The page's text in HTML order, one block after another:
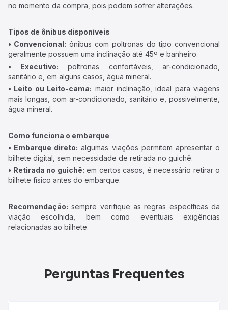
no momento da compra, pois podem sofrer alterações.
Tipos de ônibus disponíveis
• Convencional: ônibus com poltronas do tipo convencional
geralmente possuem uma inclinação até 45º e banheiro.
• Executivo: poltronas confortáveis, ar-condicionado,
sanitário e, em alguns casos, água mineral.
• Leito ou Leito-cama: maior inclinação, ideal para viagens
mais longas, com ar-condicionado, sanitário e, possivelmente,
água mineral.
Como funciona o embarque
• Embarque direto: algumas viações permitem apresentar o
bilhete digital, sem necessidade de retirada no guichê.
• Retirada no guichê: em certos casos, é necessário retirar o
bilhete físico antes do embarque.
Recomendação: sempre verifique as regras específicas da
viação escolhida, bem como eventuais exigências
relacionadas ao bilhete.
Perguntas Frequentes